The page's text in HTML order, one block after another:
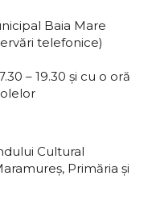
Baia Mare
telefonice)
– 19.30 și cu o oră
Cultural
Primăria și